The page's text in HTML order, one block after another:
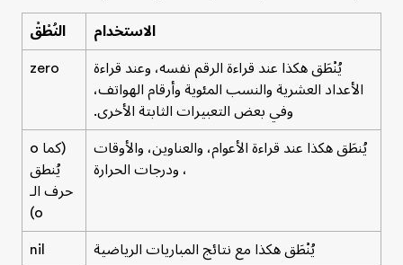
النُطْقْ الاستخدام
zero
يُنْطَق هكذا عند قراءة الرقم نفسه، وعند قراءة
الأعداد العشرية والنسب المئوية وأرقام الهواتف،
وفي بعض التعبيرات الثابتة الأخرى.
o (كما
يُنطق
حرف الـ
o)
يُنطَق هكذا عند قراءة الأعوام، والعناوين، والأوقات
، ودرجات الحرارة
nil يُنْطَق هكذا مع نتائج المباريات الرياضية